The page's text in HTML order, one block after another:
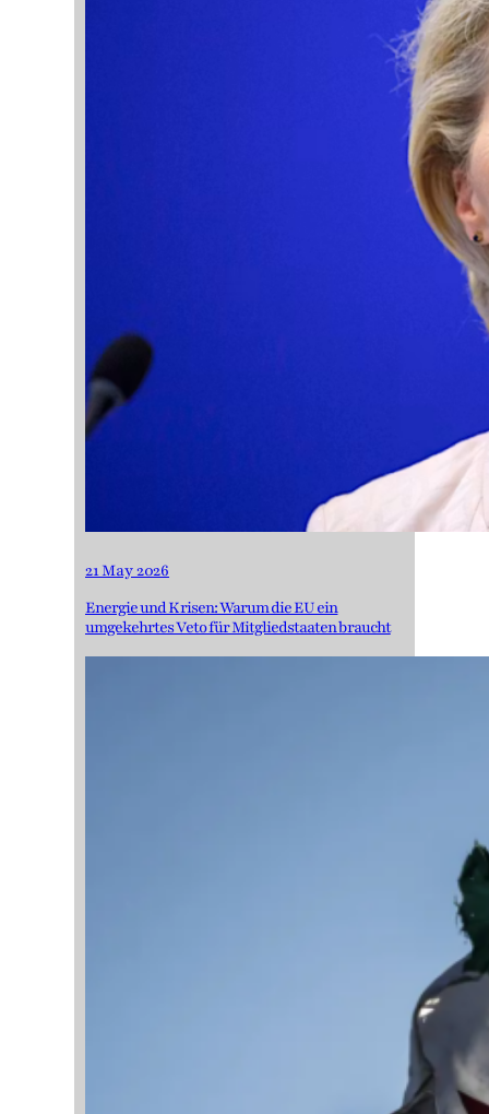
21 May 2026
Energie und Krisen: Warum die EU ein
umgekehrtes Veto für Mitgliedstaaten braucht